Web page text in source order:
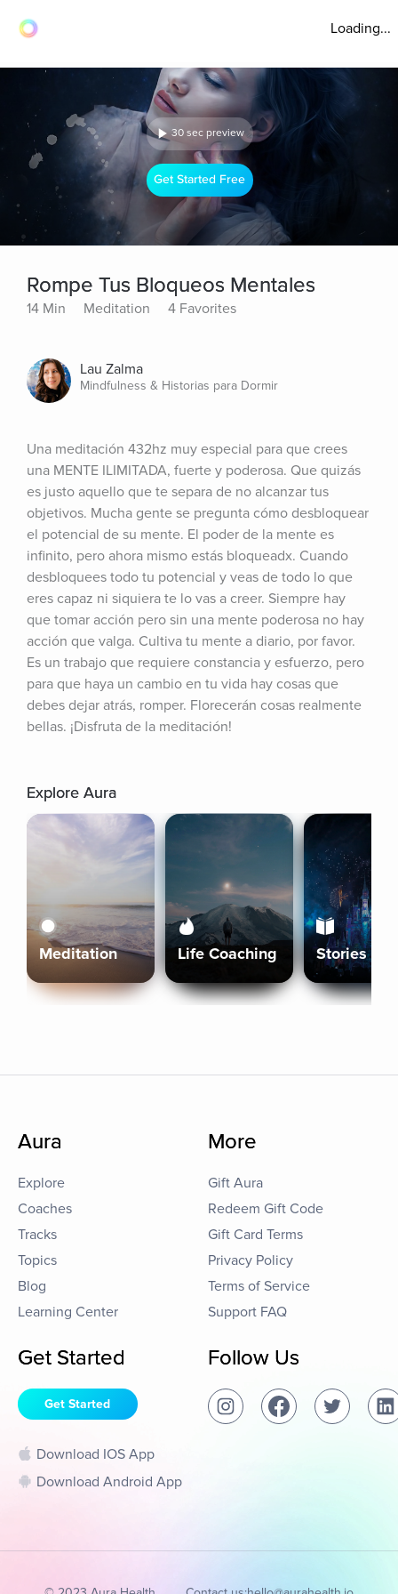
Loading...
30 sec preview
Get Started Free
Rompe Tus Bloqueos Mentales
14 Min Meditation 4 Favorites
Lau Zalma
Mindfulness & Historias para Dormir
Una meditación 432hz muy especial para que crees
una MENTE ILIMITADA, fuerte y poderosa. Que quizás
es justo aquello que te separa de no alcanzar tus
objetivos. Mucha gente se pregunta cómo desbloquear
el potencial de su mente. El poder de la mente es
infinito, pero ahora mismo estás bloqueadx. Cuando
desbloquees todo tu potencial y veas de todo lo que
eres capaz ni siquiera te lo vas a creer. Siempre hay
que tomar acción pero sin una mente poderosa no hay
acción que valga. Cultiva tu mente a diario, por favor.
Es un trabajo que requiere constancia y esfuerzo, pero
para que haya un cambio en tu vida hay cosas que
debes dejar atrás, romper. Florecerán cosas realmente
bellas. ¡Disfruta de la meditación!
Explore Aura
Meditation Life Coaching Stories
Aura
Explore
Coaches
Tracks
Topics
Blog
Learning Center
More
Gift Aura
Redeem Gift Code
Gift Card Terms
Privacy Policy
Terms of Service
Support FAQ
Get Started
Get Started
Download IOS App
Download Android App
Follow Us